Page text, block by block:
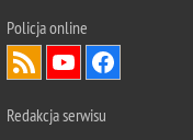
Policja online
Redakcja serwisu